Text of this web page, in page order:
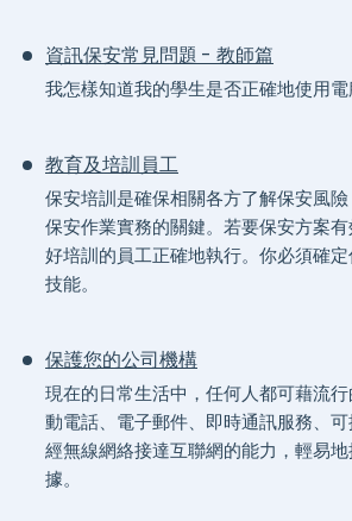
資訊保安常見問題 - 教師篇
我怎樣知道我的學生是否正確地使用
教育及培訓員工
保安培訓是確保相關各方了解保安風
保安作業實務的關鍵。若要保安方案
好培訓的員工正確地執行。你必須確
技能。
保護您的公司機構
現在的日常生活中，任何人都可藉流
動電話、電子郵件、即時通訊服務、
經無線網絡接達互聯網的能力，輕易
據。